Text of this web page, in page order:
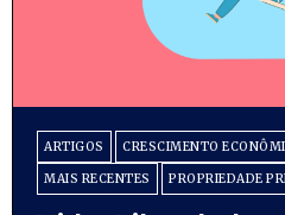
ARTIGOS CRESCIMENTO
MAIS RECENTES PROPRIEDADE